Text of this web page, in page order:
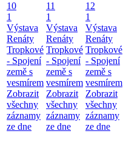
10
1
Výstava
Renáty
Tropkové
- Spojení
země s
vesmírem
Zobrazit
všechny
záznamy
ze dne
11
1
Výstava
Renáty
Tropkové
- Spojení
země s
vesmírem
Zobrazit
všechny
záznamy
ze dne
12
1
Výstava
Renáty
Tropkové
- Spojení
země s
vesmírem
Zobrazit
všechny
záznamy
ze dne